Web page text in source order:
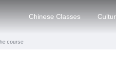
Chinese Classes
course